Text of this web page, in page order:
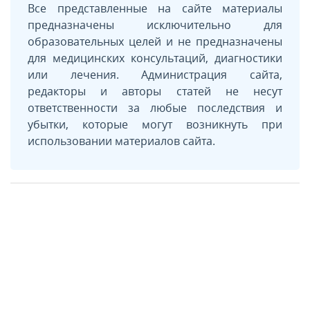
Все представленные на сайте материалы
предназначены исключительно для
образовательных целей и не предназначены
для медицинских консультаций, диагностики
или лечения. Администрация сайта,
редакторы и авторы статей не несут
ответственности за любые последствия и
убытки, которые могут возникнуть при
использовании материалов сайта.